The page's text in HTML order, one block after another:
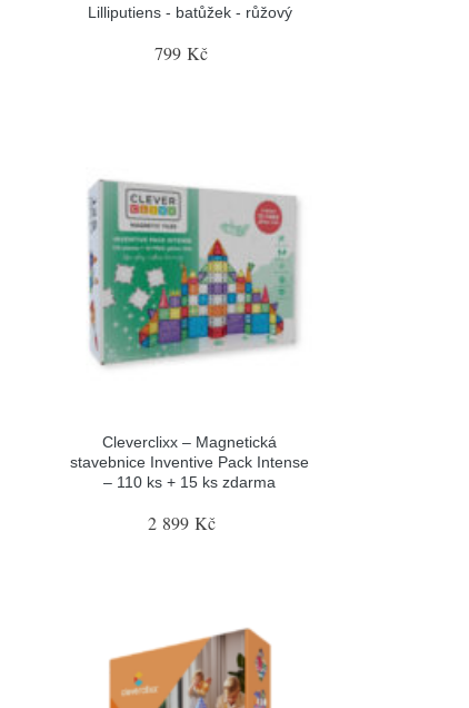
Lilliputiens - batůžek - růžový
799 Kč
Cleverclixx – Magnetická
stavebnice Inventive Pack Intense
– 110 ks + 15 ks zdarma
2 899 Kč